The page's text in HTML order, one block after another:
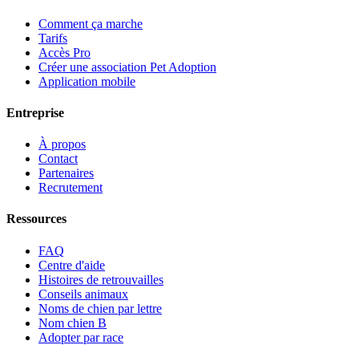
Comment ça marche
Tarifs
Accès Pro
Créer une association Pet Adoption
Application mobile
Entreprise
À propos
Contact
Partenaires
Recrutement
Ressources
FAQ
Centre d'aide
Histoires de retrouvailles
Conseils animaux
Noms de chien par lettre
Nom chien B
Adopter par race